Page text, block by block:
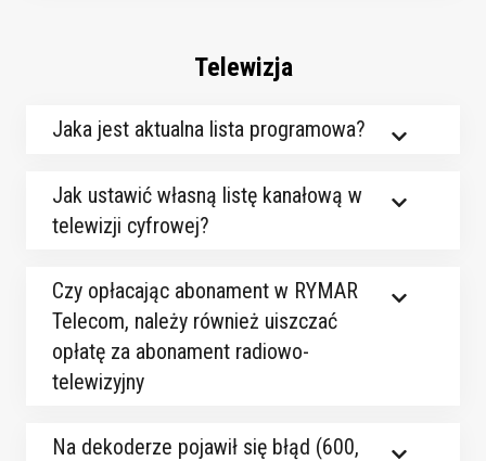
Telewizja
Jaka jest aktualna lista programowa?
Jak ustawić własną listę kanałową w
telewizji cyfrowej?
Czy opłacając abonament w RYMAR
Telecom, należy również uiszczać
opłatę za abonament radiowo-
telewizyjny
Na dekoderze pojawił się błąd (600,